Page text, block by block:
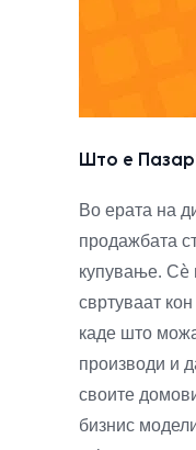
Што е
Во ерата на
продажбата
купување. Сè
свртуваат
каде што
производи и
своите
бизнис